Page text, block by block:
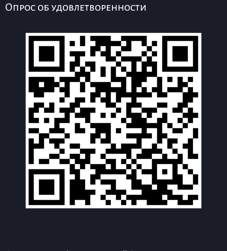
Опрос об удовлетворенности